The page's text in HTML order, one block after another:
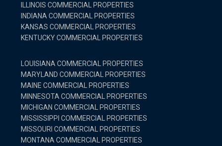
ILLINOIS COMMERCIAL PROPERTIES
INDIANA COMMERCIAL PROPERTIES
KANSAS COMMERCIAL PROPERTIES
KENTUCKY COMMERCIAL PROPERTIES
LOUISIANA COMMERCIAL PROPERTIES
MARYLAND COMMERCIAL PROPERTIES
MAINE COMMERCIAL PROPERTIES
MINNESOTA COMMERCIAL PROPERTIES
MICHIGAN COMMERCIAL PROPERTIES
MISSISSIPPI COMMERCIAL PROPERTIES
MISSOURI COMMERCIAL PROPERTIES
MONTANA COMMERCIAL PROPERTIES